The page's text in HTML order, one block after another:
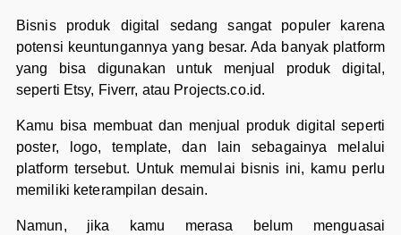
Bisnis produk digital sedang sangat populer karena
potensi keuntungannya yang besar. Ada banyak platform
yang bisa digunakan untuk menjual produk digital,
seperti Etsy, Fiverr, atau Projects.co.id.
Kamu bisa membuat dan menjual produk digital seperti
poster, logo, template, dan lain sebagainya melalui
platform tersebut. Untuk memulai bisnis ini, kamu perlu
memiliki keterampilan desain.
Namun, jika kamu merasa belum menguasai